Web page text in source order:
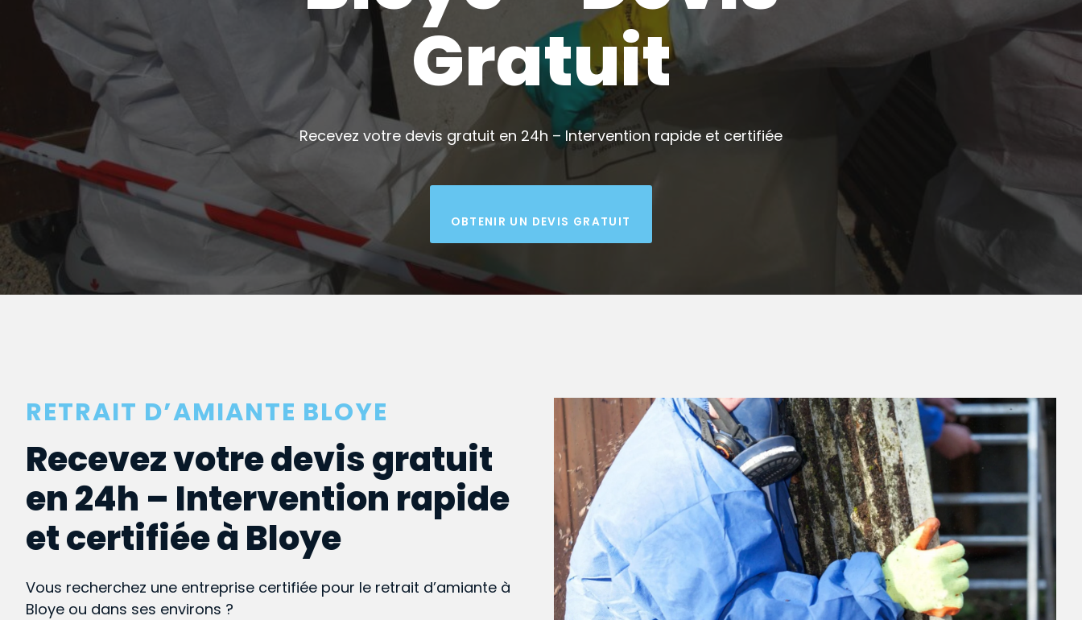
Gratuit
Recevez votre devis gratuit en 24h – Intervention rapide et certifiée
OBTENIR UN DEVIS GRATUIT
RETRAIT D’AMIANTE BLOYE
Recevez votre devis gratuit
en 24h – Intervention rapide
et certifiée à Bloye
Vous recherchez une entreprise certifiée pour le retrait d’amiante à
Bloye ou dans ses environs ?